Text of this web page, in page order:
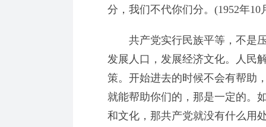
分，我们不代你们分。(1952年
共产党实行民族平等，不是压
发展人口，发展经济文化。人民
策。开始进去的时候不会有帮助
就能帮助你们的，那是一定的。
和文化，那共产党就没有什么用